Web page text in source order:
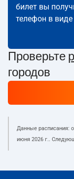
билет вы
телефон в виде
Проверьте
городов
Данные расписания:
июня 2026 г..